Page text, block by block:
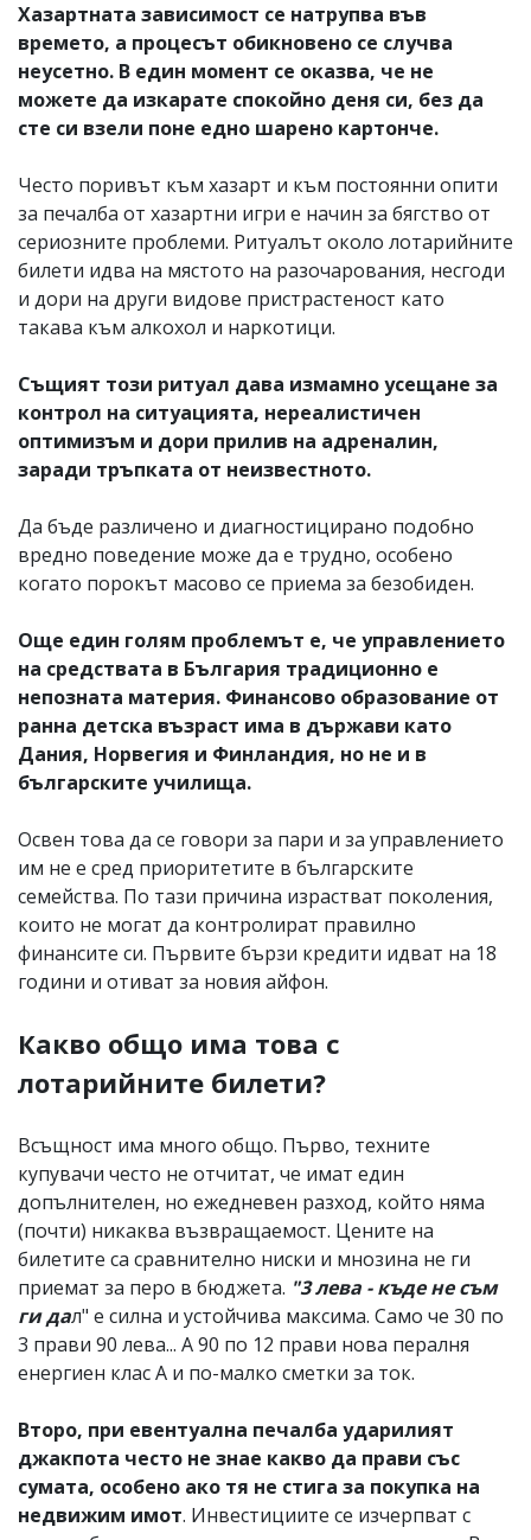
Хазартната зависимост се натрупва във
времето, а процесът обикновено се случва
неусетно. В един момент се оказва, че не
можете да изкарате спокойно деня си, без да
сте си взели поне едно шарено картонче.
Често поривът към хазарт и към постоянни опити
за печалба от хазартни игри е начин за бягство от
сериозните проблеми. Ритуалът около лотарийните
билети идва на мястото на разочарования, несгоди
и дори на други видове пристрастеност като
такава към алкохол и наркотици.
Същият този ритуал дава измамно усещане за
контрол на ситуацията, нереалистичен
оптимизъм и дори прилив на адреналин,
заради тръпката от неизвестното.
Да бъде различено и диагностицирано подобно
вредно поведение може да е трудно, особено
когато порокът масово се приема за безобиден.
Още един голям проблемът е, че управлението
на средствата в България традиционно е
непозната материя. Финансово образование от
ранна детска възраст има в държави като
Дания, Норвегия и Финландия, но не и в
българските училища.
Освен това да се говори за пари и за управлението
им не е сред приоритетите в българските
семейства. По тази причина израстват поколения,
които не могат да контролират правилно
финансите си. Първите бързи кредити идват на 18
години и отиват за новия айфон.
Какво общо има това с
лотарийните билети?
Всъщност има много общо. Първо, техните
купувачи често не отчитат, че имат един
допълнителен, но ежедневен разход, който няма
(почти) никаква възвращаемост. Цените на
билетите са сравнително ниски и мнозина не ги
приемат за перо в бюджета. "3 лева - къде не съм
ги дал" е силна и устойчива максима. Само че 30 по
3 прави 90 лева... А 90 по 12 прави нова пералня
енергиен клас А и по-малко сметки за ток.
Второ, при евентуална печалба ударилият
джакпота често не знае какво да прави със
сумата, особено ако тя не стига за покупка на
недвижим имот. Инвестициите се изчерпват с